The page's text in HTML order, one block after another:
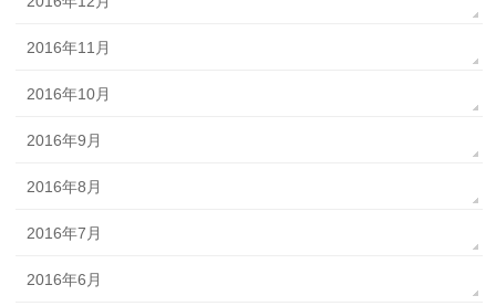
2016年11月
2016年10月
2016年9月
2016年8月
2016年7月
2016年6月